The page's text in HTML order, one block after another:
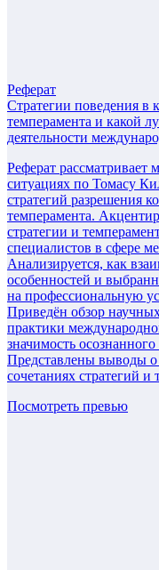
Реферат
Стратегии поведения в
темперамента и какой
деятельности
Реферат
ситуациях по Томасу
стратегий разрешения
темперамента.
стратегии и
специалистов в сфере
Анализируется, как
особенностей и
на профессиональную
Приведён обзор
практики
значимость
Представлены выводы о
сочетаниях стратегий и
Посмотреть превью